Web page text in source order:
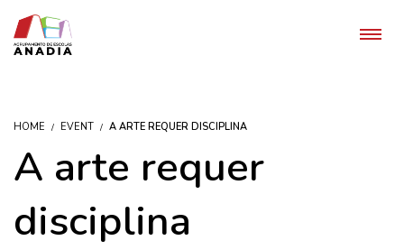
HOME EVENT A ARTE REQUER DISCIPLINA
A arte requer
disciplina